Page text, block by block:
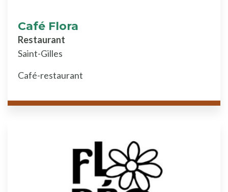
Café Flora
Restaurant
Saint-Gilles
Café-restaurant